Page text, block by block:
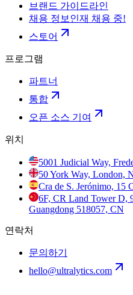
브랜드 가이드라인
채용 정보 인재 채용 중!
스토어
프로그램
파트너
통합
오픈 소스 기여
위치
5001 Judicial Way,
50 York Way, London,
Cra de S. Jerónimo, 15
6F, CR Land Tower D,
Guangdong 518057, CN
연락처
문의하기
hello@ultralytics.com